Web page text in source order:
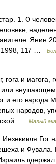
1. О
Янин
1998, 117 …
гога и магога,
внушающем
и его народа
народов,
…
Малый
Гог
и Фувала.